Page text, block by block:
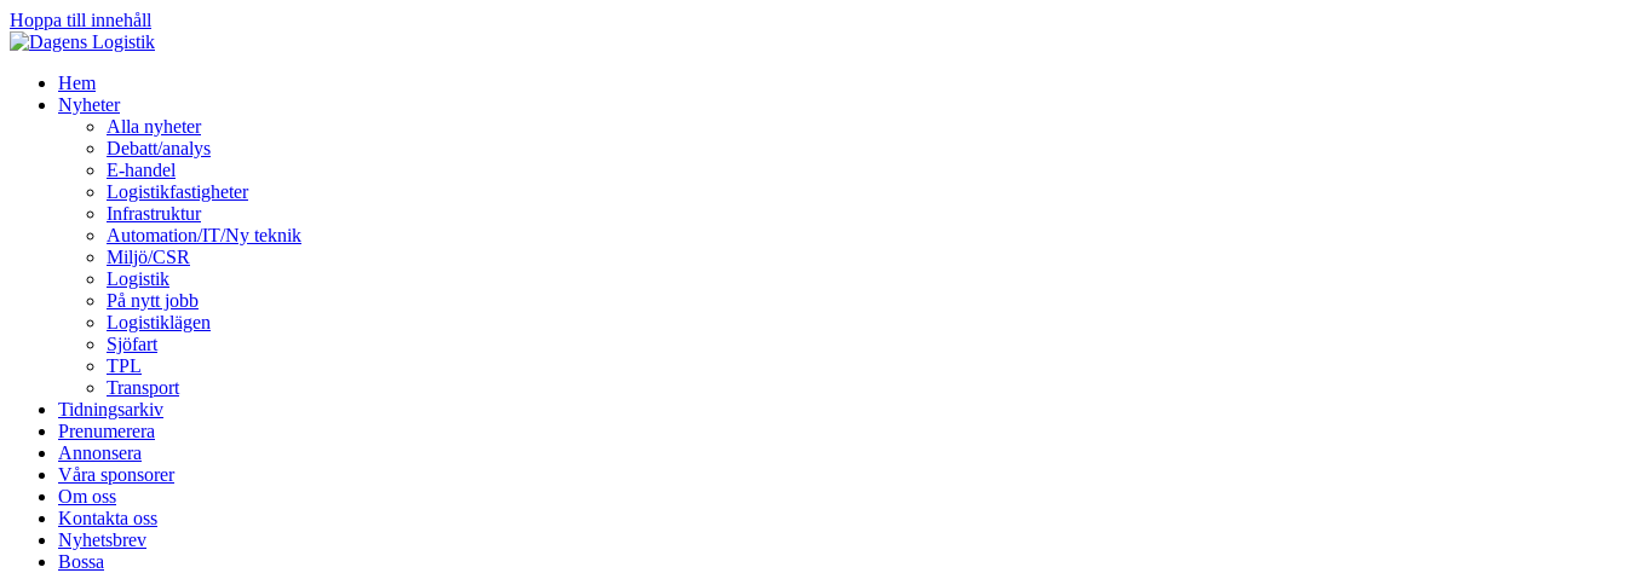
Hoppa till innehåll
Hem
Nyheter
Alla nyheter
Debatt/analys
E-handel
Logistikfastigheter
Infrastruktur
Automation/IT/Ny teknik
Miljö/CSR
Logistik
På nytt jobb
Logistiklägen
Sjöfart
TPL
Transport
Tidningsarkiv
Prenumerera
Annonsera
Våra sponsorer
Om oss
Kontakta oss
Nyhetsbrev
Bossa